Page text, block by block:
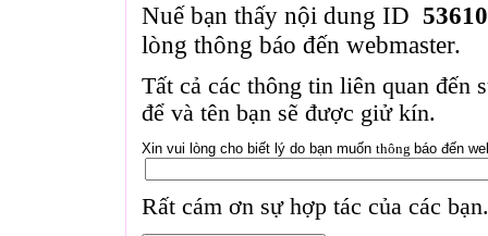
Nuế bạn thấy nội dung ID
lòng thông báo đến webmaster.
Tất cả các thông tin liên quan đến
để và tên bạn sẽ được giử kín.
Xin vui lòng cho biết lý do bạn muốn thông báo đến
Rất cám ơn sự hợp tác của các bạn.